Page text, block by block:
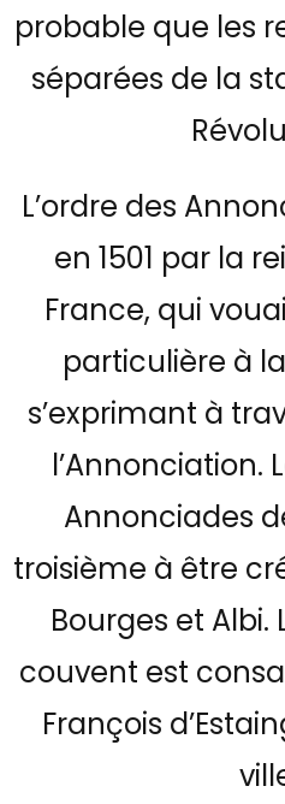
probable que les
séparées de la
L’ordre des
en 1501 par la
France, qui
particulière à
s’exprimant à
l’Annonciation.
Annonciades
troisième à être
Bourges et
couvent est
François